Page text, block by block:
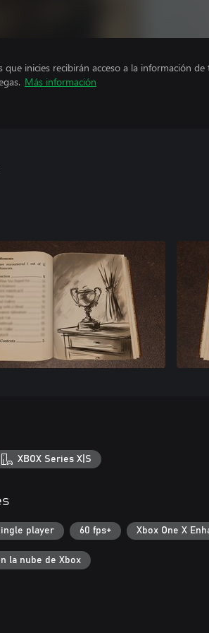
que inicies recibirán acceso a la información
Más información
XBOX Series X|S
player 60 fps+ Xbox One X
la nube de Xbox